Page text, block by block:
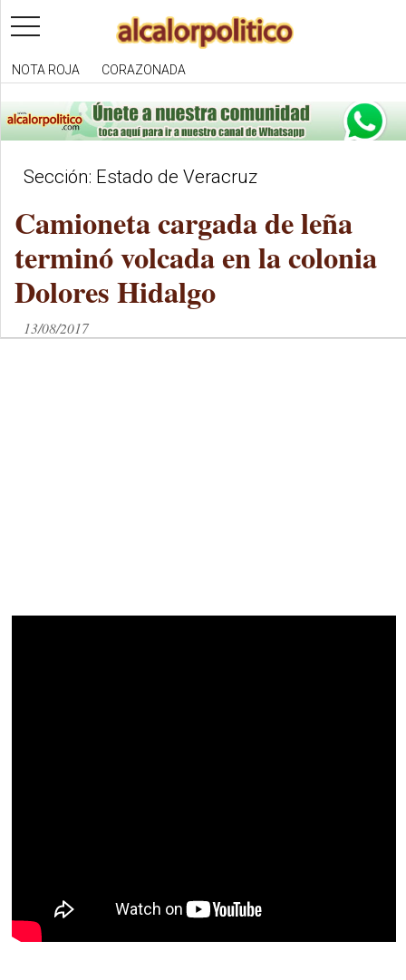
toggle
navigation
NOTA ROJA CORAZONADA
Sección: Estado de Veracruz
Camioneta cargada de leña
terminó volcada en la colonia
Dolores Hidalgo
13/08/2017